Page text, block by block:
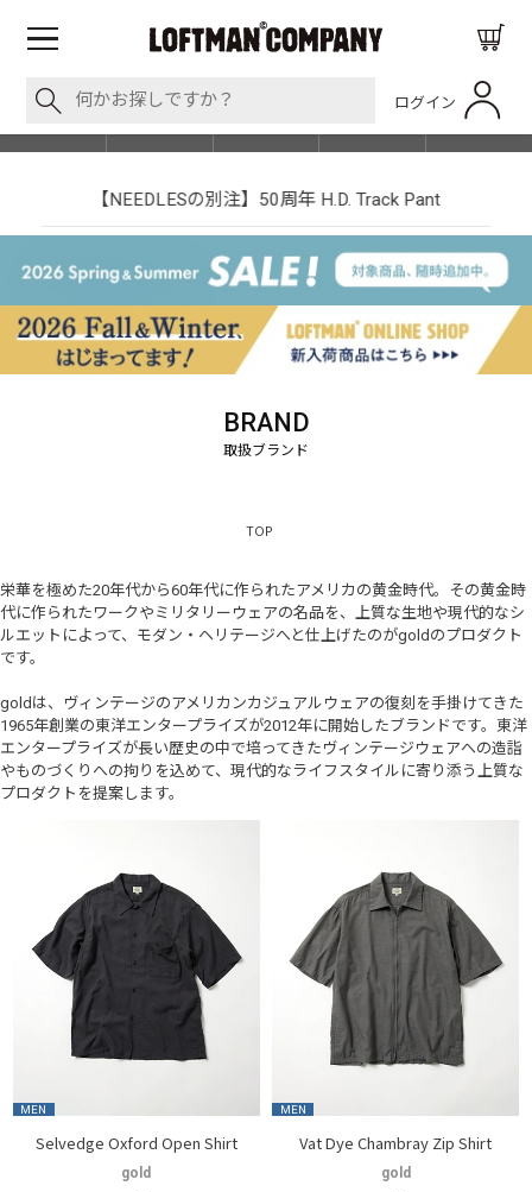
ログイン
SHOP LIST
【NEEDLESの別注】50周年 H.D. Track Pant
BRAND
TOP
栄華を極めた20年代から60年代に作られたアメリカの黄金時代。その黄金時
代に作られたワークやミリタリーウェアの名品を、上質な生地や現代的なシ
ルエットによって、モダン・ヘリテージへと仕上げたのがgoldのプロダクト
です。
goldは、ヴィンテージのアメリカンカジュアルウェアの復刻を手掛けてきた
1965年創業の東洋エンタープライズが2012年に開始したブランドです。東洋
エンタープライズが長い歴史の中で培ってきたヴィンテージウェアへの造詣
やものづくりへの拘りを込めて、現代的なライフスタイルに寄り添う上質な
プロダクトを提案します。
MEN
Selvedge Oxford Open Shirt
gold
MEN
Vat Dye Chambray Zip Shirt
gold